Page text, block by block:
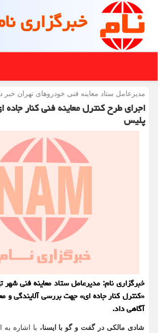
خبرگزاری
مدیرعامل ستاد معاینه فنی خودروهای تهران خبر
اجرای طرح کنترل معاینه فنی کنار جاده
پلیس
خبرگزاری نام: مدیرعامل ستاد معاینه فنی شهر
«کنترل کنار جاده ای» جهت بررسی آلایندگی و
آگاهی داد.
شادی مالکی در گفت و گو با ایسنا، با اشاره